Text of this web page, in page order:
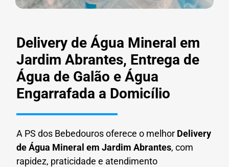
Delivery de Água Mineral em
Jardim Abrantes, Entrega de
Água de Galão e Água
Engarrafada a Domicílio
A PS dos Bebedouros oferece o melhor Delivery
de Água Mineral em Jardim Abrantes, com
rapidez, praticidade e atendimento